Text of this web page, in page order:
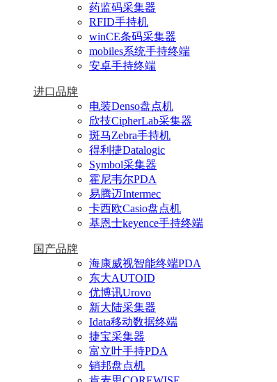
药监码采集器
RFID手持机
winCE条码采集器
mobiles系统手持终端
安卓手持终端
进口品牌
电装Denso盘点机
欣技CipherLab采集器
斑马Zebra手持机
得利捷Datalogic
Symbol采集器
霍尼韦尔PDA
易腾迈Intermec
卡西欧Casio盘点机
基恩士keyence手持终端
国产品牌
海康威视智能终端PDA
东大AUTOID
优博讯Urovo
新大陆采集器
Idata移动数据终端
捷宝采集器
富立叶手持PDA
销邦盘点机